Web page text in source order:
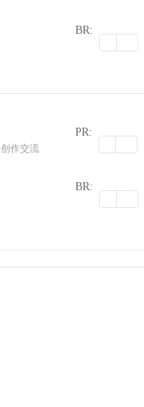
BR:
作交流
PR:
BR: